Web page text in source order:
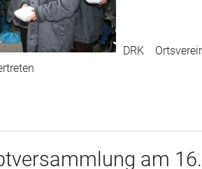
DRK
am 16.